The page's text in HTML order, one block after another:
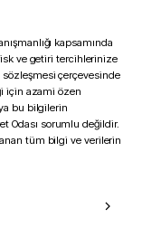
kapsamında
ve getiri tercihlerinize
sözleşmesi çerçevesinde
için azami özen
bu bilgilerin
Odası sorumlu değildir.
tüm bilgi ve verilerin